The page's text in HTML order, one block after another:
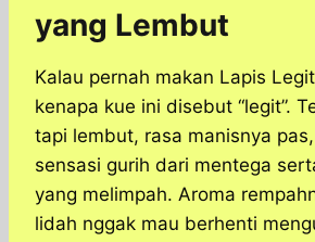
yang Lembut
Kalau pernah makan Lapis
kenapa kue ini disebut “legit”.
tapi lembut, rasa manisnya
sensasi gurih dari mentega
yang melimpah. Aroma
lidah nggak mau berhenti